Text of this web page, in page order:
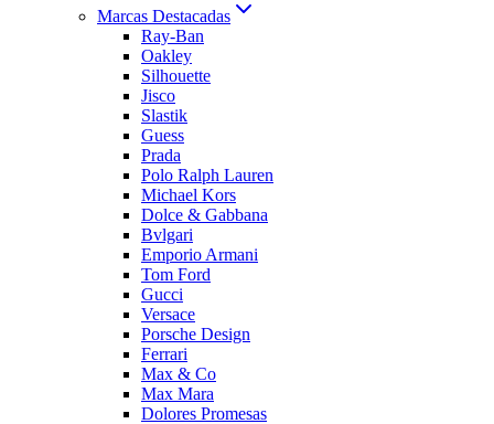
Marcas Destacadas
Ray-Ban
Oakley
Silhouette
Jisco
Slastik
Guess
Prada
Polo Ralph Lauren
Michael Kors
Dolce & Gabbana
Bvlgari
Emporio Armani
Tom Ford
Gucci
Versace
Porsche Design
Ferrari
Max & Co
Max Mara
Dolores Promesas